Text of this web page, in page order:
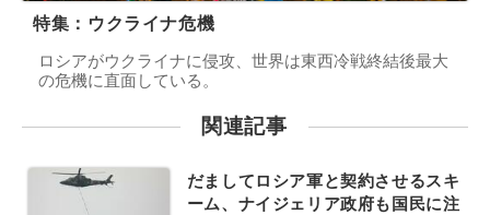
特集：ウクライナ危機
ロシアがウクライナに侵攻、世界は東西冷戦終結後最大
の危機に直面している。
関連記事
だましてロシア軍と契約させるスキ
ーム、ナイジェリア政府も国民に注